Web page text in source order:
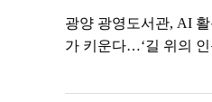
광양 광영도서관, AI
가 키운다…‘길 위의 인